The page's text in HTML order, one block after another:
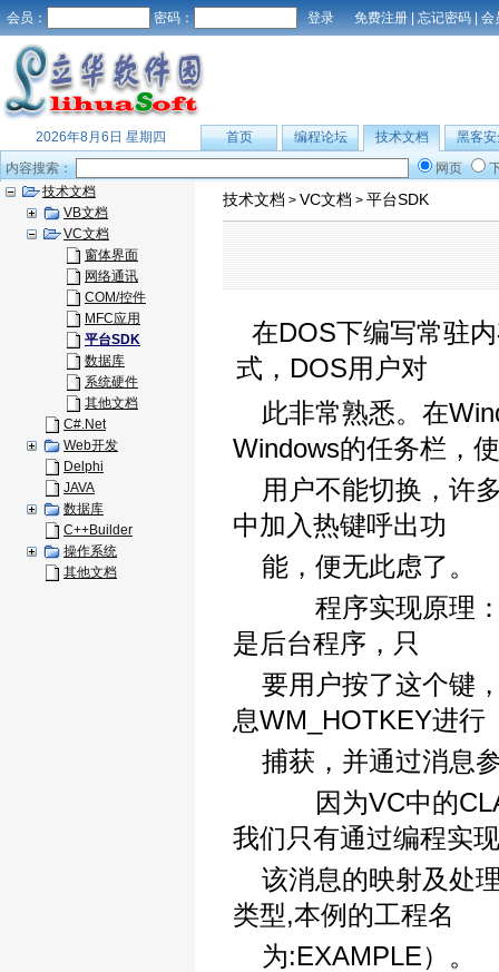
会员： 密码： 免费注册 | 忘记密码 | 会
2026年8月6日 星期四 首页 编程论坛 技术文档
黑客安
内容搜索：
网页
技术文档
VB文档
VC文档
窗体界面
网络通讯
COM/控件
MFC应用
平台SDK
数据库
系统硬件
其他文档
C#.Net
Web开发
Delphi
JAVA
数据库
C++Builder
操作系统
其他文档
技术文档 > VC文档 > 平台SDK
在DOS下编写常驻
式，DOS用户对
此非常熟悉。在
Windows的任务栏，使
用户不能切换，许
中加入热键呼出功
能，便无此虑了。
程序实现原理：
是后台程序，只
要用户按了这个键
息WM_HOTKEY进行
捕获，并通过消息
因为VC中的
我们只有通过编程实
该消息的映射及处
类型,本例的工程名
为:EXAMPLE）。